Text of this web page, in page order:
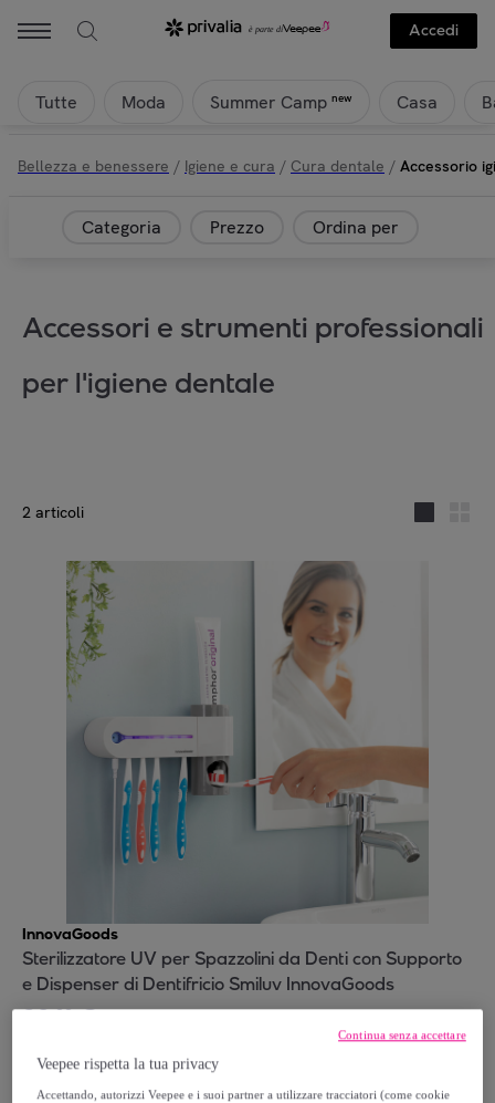
Accedi
Tutte Moda Summer Camp new Casa
Bellezza e benessere / Igiene e cura / Cura dentale / Accessorio
Categoria Prezzo Ordina per
Accessori e strumenti professionali
per l'igiene dentale
2 articoli
InnovaGoods
Sterilizzatore UV per Spazzolini da Denti con Supporto
e Dispenser di Dentifricio Smiluv InnovaGoods
33,99 €
61,
Veepee rispetta la tua privacy
Accettando, autorizzi Veepee e i suoi partner a utilizzare tracciatori (come cookie
Continua senza accettare